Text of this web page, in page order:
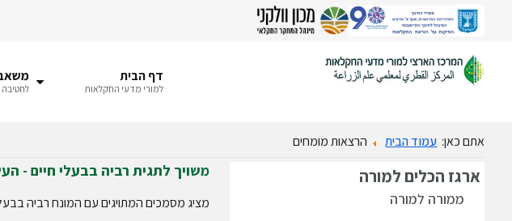
דף הבית
למורי מדעי החקלאות לחטיבה
אתם כאן: עמוד הבית הרצאות מומחים
משויך לתגית רביה בבעלי חיים -
מציג מסמכים המתויגים עם המונח רביה
ארגז הכלים למורה
ממורה למורה